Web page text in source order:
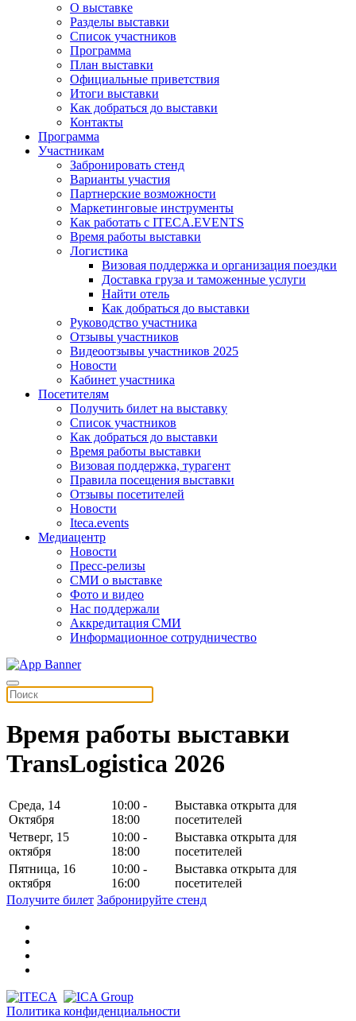
О выставке
Разделы выставки
Список участников
Программа
План выставки
Официальные приветствия
Итоги выставки
Как добраться до выставки
Контакты
Программа
Участникам
Забронировать стенд
Варианты участия
Партнерские возможности
Маркетинговые инструменты
Как работать с ITECA.EVENTS
Время работы выставки
Логистика
Визовая поддержка и организация поездки
Доставка груза и таможенные услуги
Найти отель
Как добраться до выставки
Руководство участника
Отзывы участников
Видеоотзывы участников 2025
Новости
Кабинет участника
Посетителям
Получить билет на выставку
Список участников
Как добраться до выставки
Время работы выставки
Визовая поддержка, турагент
Правила посещения выставки
Отзывы посетителей
Новости
Iteca.events
Медиацентр
Новости
Пресс-релизы
СМИ о выставке
Фото и видео
Нас поддержали
Аккредитация СМИ
Информационное сотрудничество
Время работы выставки
TransLogistica 2026
Среда, 14
Октября
10:00 -
18:00
Выставка открыта для
посетителей
Четверг, 15
октября
10:00 -
18:00
Выставка открыта для
посетителей
Пятница, 16
октября
10:00 -
16:00
Выставка открыта для
посетителей
Получите билет Забронируйте стенд
Политика конфиденциальности